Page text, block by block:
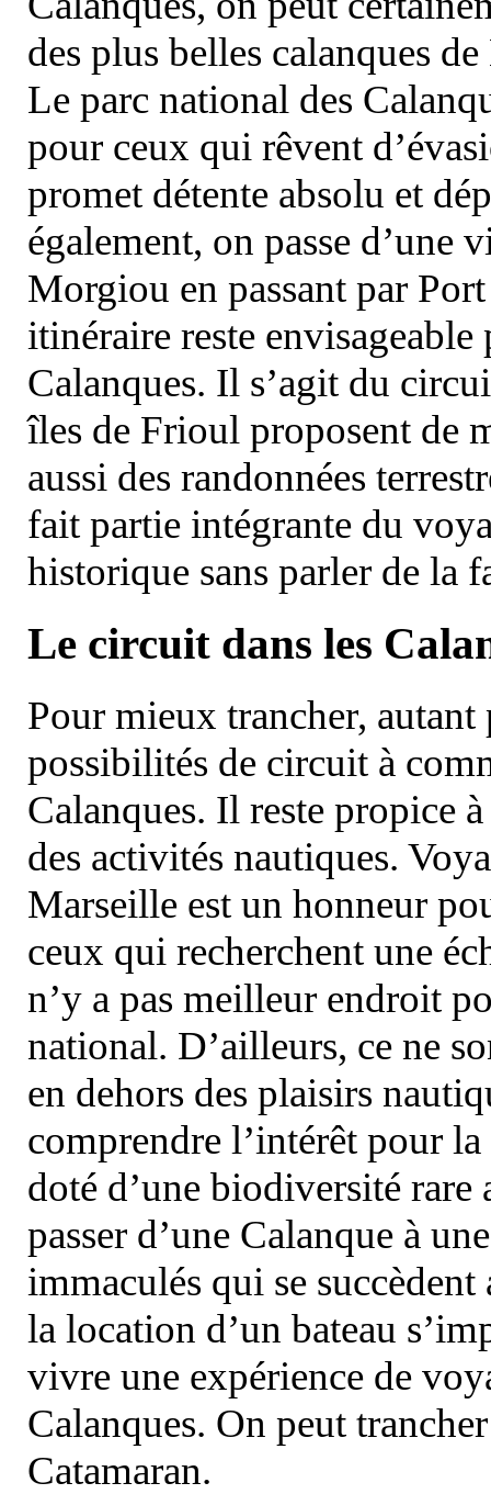
des plus belles calanques
Le parc national des
pour ceux qui rêvent
promet détente absolu et
également, on passe d’une
Morgiou en passant par
itinéraire reste
Calanques. Il s’agit du
îles de Frioul proposent de
aussi des randonnées
fait partie intégrante du
historique sans parler de la
Le circuit dans les
Pour mieux trancher, autant
possibilités de circuit à
Calanques. Il reste propice
des activités nautiques.
Marseille est un honneur
ceux qui recherchent une
n’y a pas meilleur endroit
national. D’ailleurs, ce ne
en dehors des plaisirs
comprendre l’intérêt pour
doté d’une biodiversité
passer d’une Calanque à
immaculés qui se
la location d’un bateau
vivre une expérience de
Calanques. On peut
Catamaran.